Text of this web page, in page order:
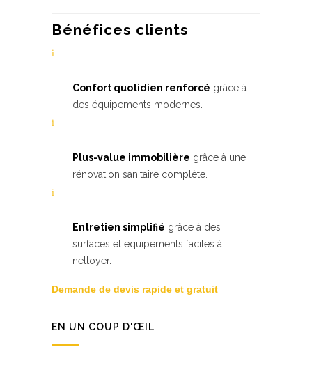
Bénéfices clients
Confort quotidien renforcé grâce à
des équipements modernes.
Plus-value immobilière grâce à une
rénovation sanitaire complète.
Entretien simplifié grâce à des
surfaces et équipements faciles à
nettoyer.
Demande de devis rapide et gratuit
EN UN COUP D'ŒIL